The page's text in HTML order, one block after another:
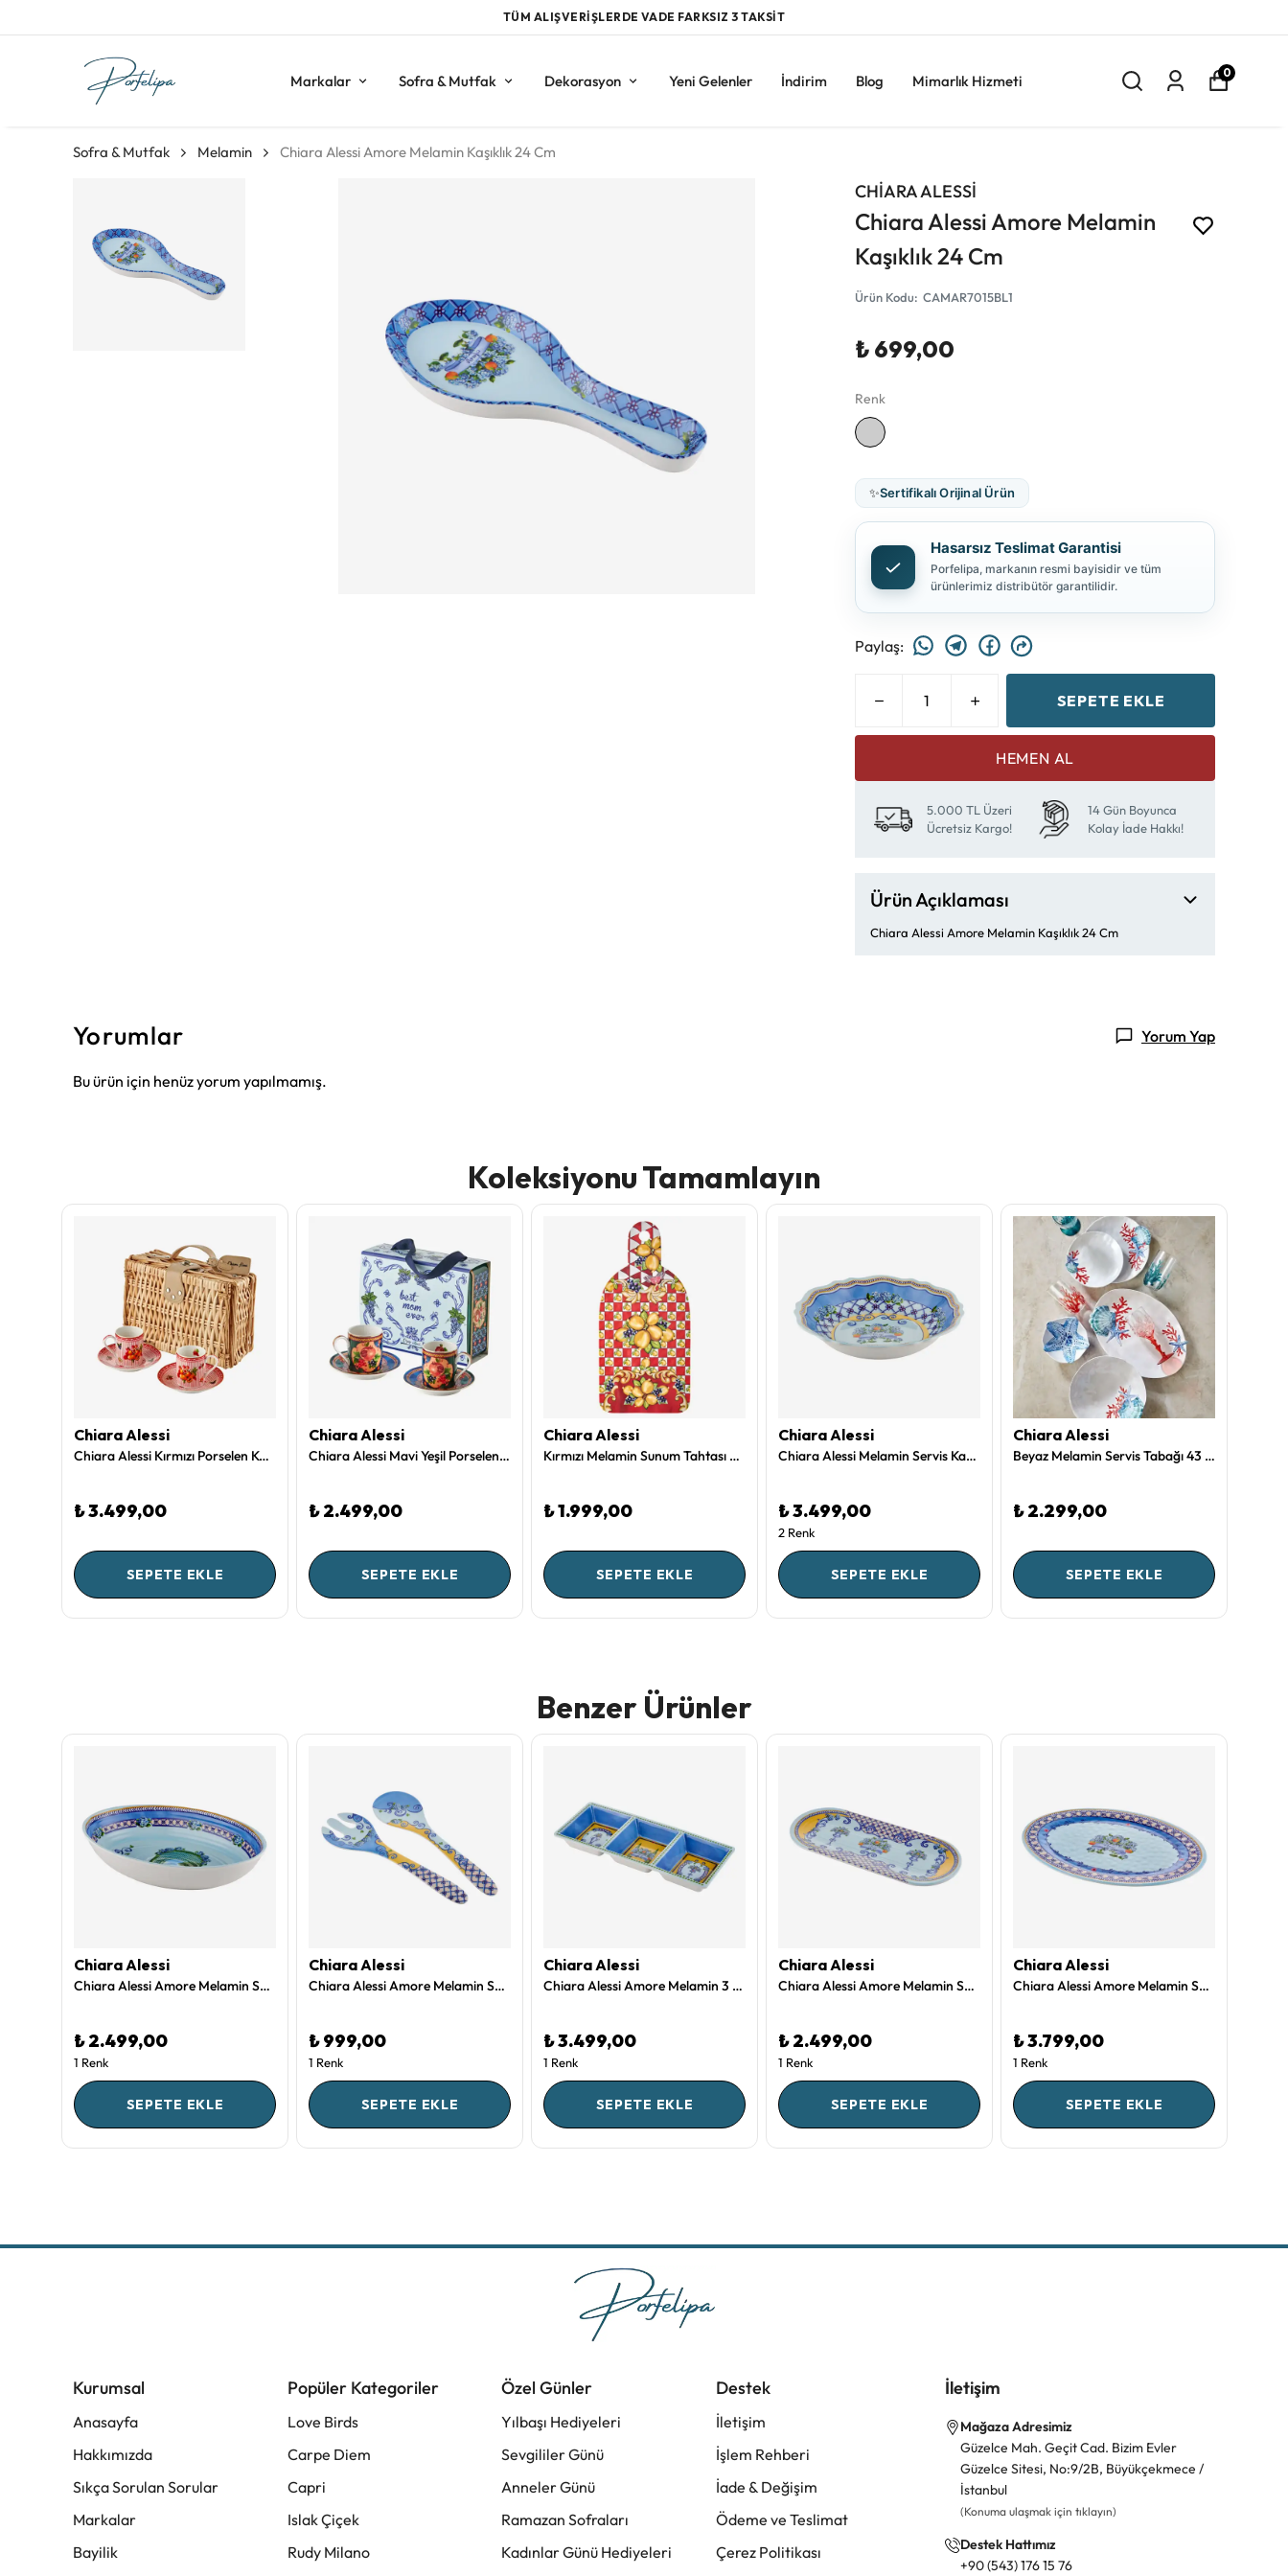
TÜM ALIŞVERİŞLERDE VADE FARKSIZ 3 TAKSİT
Markalar Sofra & Mutfak Dekorasyon Yeni Gelenler İndirim Blog Mimarlık Hizmeti 0
Sofra & Mutfak Melamin Chiara Alessi Amore Melamin Kaşıklık 24 Cm
CHİARA ALESSİ
Chiara Alessi Amore Melamin
Kaşıklık 24 Cm
Ürün Kodu: CAMAR7015BL1
₺ 699,00
Renk
✨Sertifikalı Orijinal Ürün
Hasarsız Teslimat Garantisi
Porfelipa, markanın resmi bayisidir ve tüm
ürünlerimiz distribütör garantilidir.
Paylaş:
SEPETE EKLE
HEMEN AL
5.000 TL Üzeri
Ücretsiz Kargo!
14 Gün Boyunca
Kolay İade Hakkı!
Ürün Açıklaması
Chiara Alessi Amore Melamin Kaşıklık 24 Cm
Yorumlar Yorum Yap
Bu ürün için henüz yorum yapılmamış.
Koleksiyonu Tamamlayın
Chiara Alessi
Chiara Alessi Kırmızı Porselen Kahve Fincan Seti 120 Ml CAPCF1RD2
₺ 3.499,00
SEPETE EKLE
Chiara Alessi
Chiara Alessi Mavi Yeşil Porselen Kahve Fincan Seti 120 Ml CAPTNBMVB1ECBG2
₺ 2.499,00
SEPETE EKLE
Chiara Alessi
Kırmızı Melamin Sunum Tahtası 34 Cm Capri Collection by Chiara Alessi
₺ 1.999,00
SEPETE EKLE
Chiara Alessi
Chiara Alessi Melamin Servis Kasesi 35 Cm
₺ 3.499,00
2 Renk
SEPETE EKLE
Chiara Alessi
Beyaz Melamin Servis Tabağı 43 Cm Bambu Collection by Chiara Alessi
₺ 2.299,00
SEPETE EKLE
Benzer Ürünler
Chiara Alessi
Chiara Alessi Amore Melamin Servis Kasesi 33 Cm
₺ 2.499,00
1 Renk
SEPETE EKLE
Chiara Alessi
Chiara Alessi Amore Melamin Servis Seti 28 Cm
₺ 999,00
1 Renk
SEPETE EKLE
Chiara Alessi
Chiara Alessi Amore Melamin 3 Bölmeli Çerezlik 37 Cm
₺ 3.499,00
1 Renk
SEPETE EKLE
Chiara Alessi
Chiara Alessi Amore Melamin Servis Tabağı 38 Cm
₺ 2.499,00
1 Renk
SEPETE EKLE
Chiara Alessi
Chiara Alessi Amore Melamin Servis Tabağı 50 Cm
₺ 3.799,00
1 Renk
SEPETE EKLE
Kurumsal
Anasayfa
Hakkımızda
Sıkça Sorulan Sorular
Markalar
Bayilik
Popüler Kategoriler
Love Birds
Carpe Diem
Capri
Islak Çiçek
Rudy Milano
Özel Günler
Yılbaşı Hediyeleri
Sevgililer Günü
Anneler Günü
Ramazan Sofraları
Kadınlar Günü Hediyeleri
Destek
İletişim
İşlem Rehberi
İade & Değişim
Ödeme ve Teslimat
Çerez Politikası
İletişim
Mağaza Adresimiz
Güzelce Mah. Geçit Cad. Bizim Evler
Güzelce Sitesi, No:9/2B, Büyükçekmece /
İstanbul
(Konuma ulaşmak için tıklayın)
Destek Hattımız
+90 (543) 176 15 76